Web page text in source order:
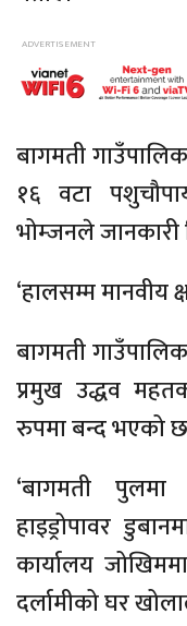
बागमती
१६ वटा
भोम्जनले जानकारी
‘हालसम्म मानवीय
बागमती
प्रमुख उद्धव
रुपमा बन्द भएको
‘बागमती
हाइड्रोपावर
कार्यालय जोखिममा
दर्लामीको घर